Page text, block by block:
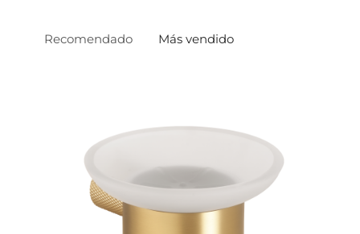
Recomendado Más vendido